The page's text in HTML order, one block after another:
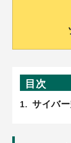
目次
サイバ